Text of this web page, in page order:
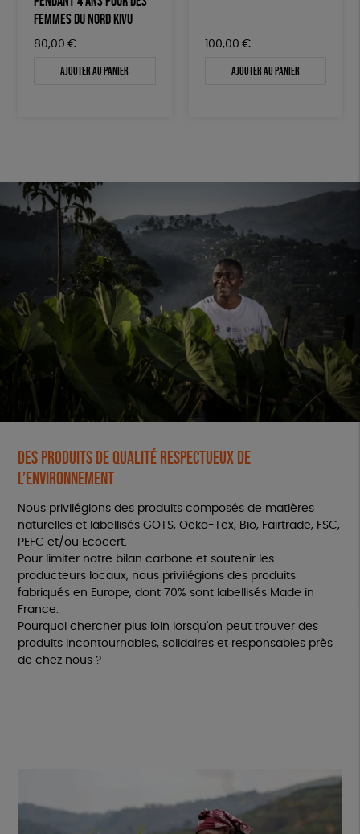
FEMMES DU NORD KIVU
80,00 €
Ajouter au panier
100,00 €
Ajouter au panier
Des produits de qualité respectueux de
l’environnement
Nous privilégions des produits composés de matières
naturelles et labellisés GOTS, Oeko-Tex, Bio, Fairtrade, FSC,
PEFC et/ou Ecocert.
Pour limiter notre bilan carbone et soutenir les
producteurs locaux, nous privilégions des produits
fabriqués en Europe, dont 70% sont labellisés Made in
France.
Pourquoi chercher plus loin lorsqu'on peut trouver des
produits incontournables, solidaires et responsables près
de chez nous ?